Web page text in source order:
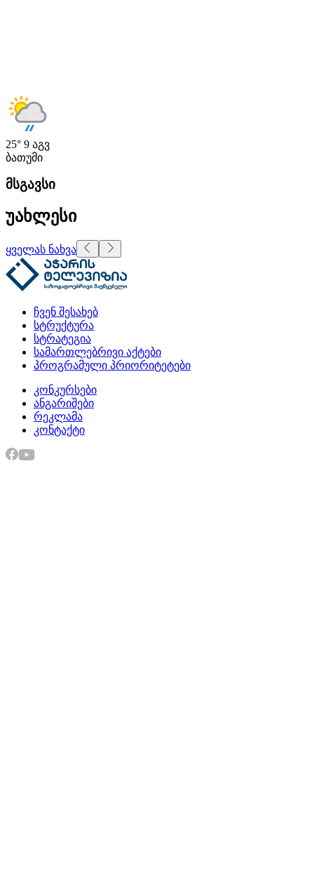
25° 9 აგვ
ბათუმი
მსგავსი
უახლესი
ყველას ნახვა
ჩვენ შესახებ
სტრუქტურა
სტრატეგია
სამართლებრივი აქტები
პროგრამული პრიორიტეტები
კონკურსები
ანგარიშები
რეკლამა
კონტაქტი